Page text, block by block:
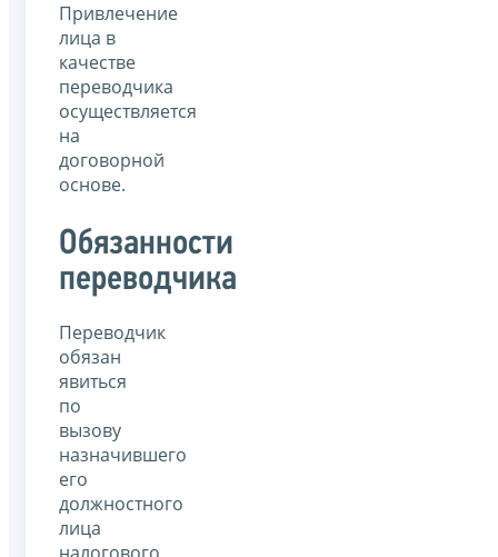
Привлечение
лица в
качестве
переводчика
осуществляется
на
договорной
основе.
Обязанности
переводчика
Переводчик
обязан
явиться
по
вызову
назначившего
его
должностного
лица